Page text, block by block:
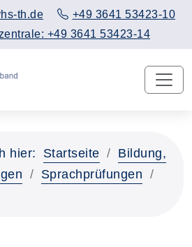
th.de
+49 3641 53423-10
+49 3641 53423-14
hier: Startseite
Bildung,
Sprachprüfungen